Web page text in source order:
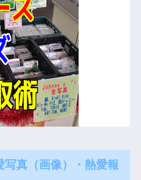
真（画像）・熱愛報